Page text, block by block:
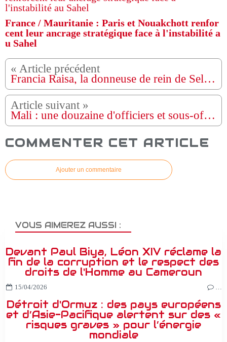
France / Mauritanie : Paris et Nouakchott renfor
cent leur ancrage stratégique face à l'instabilité a
u Sahel
Francia Raisa, la donneuse de rein de Selena Gomez, brise son silence après un refus brutal de son mariage
Mali : une douzaine d'officiers et sous-officiers radiés de l'effectif de l'armée
COMMENTER CET ARTICLE
Ajouter un commentaire
VOUS AIMEREZ AUSSI :
Devant Paul Biya, Léon XIV réclame la
fin de la corruption et le respect des
droits de l'Homme au Cameroun
15/04/2026 …
Détroit d'Ormuz : des pays européens
et d’Asie-Pacifique alertent sur des «
risques graves » pour l’énergie
mondiale